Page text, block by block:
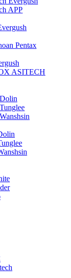
APP
Pentax
ASITECH